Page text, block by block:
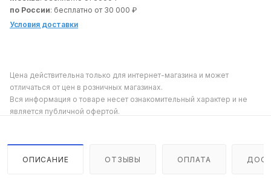
по России: бесплатно от 30 000 ₽
Условия доставки
Цена действительна только для интернет-магазина и может
отличаться от цен в розничных магазинах.
Вся информация о товаре несет ознакомительный характер и не
является публичной офертой.
ОПИСАНИЕ ОТЗЫВЫ ОПЛАТА